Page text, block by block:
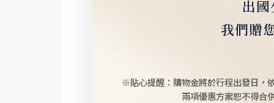
出
我們贈
※貼心提醒：購物金將於行程出發日，
兩項優惠方案恕不得合